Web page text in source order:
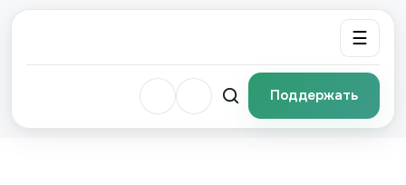
☰
Поддержать